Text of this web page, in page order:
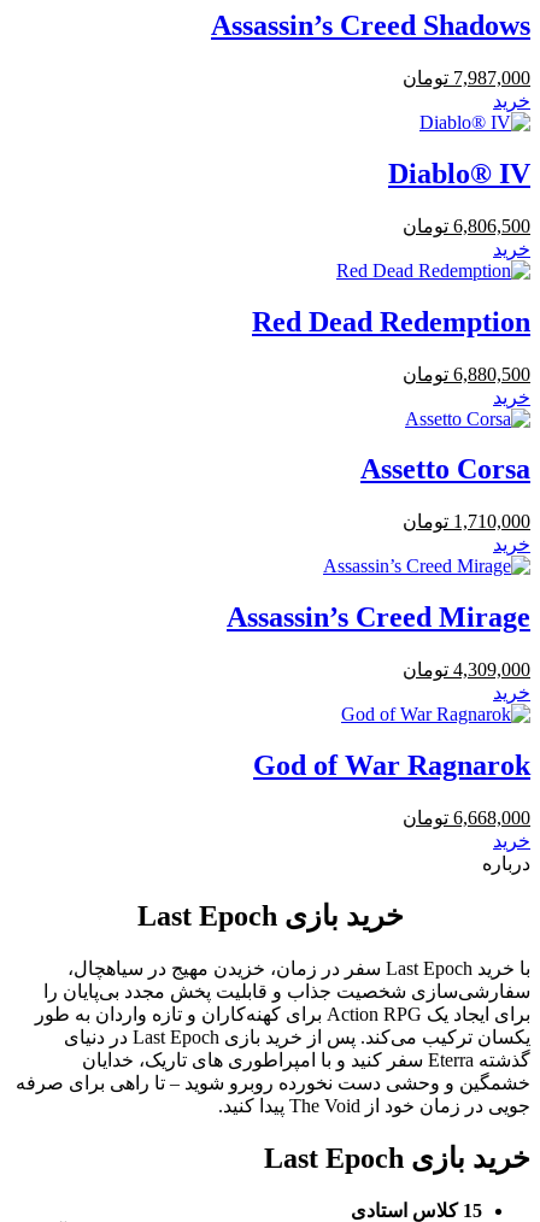
Assassin’s Creed Shadows
7,987,000 تومان
خرید
Diablo® IV
6,806,500 تومان
خرید
Red Dead Redemption
6,880,500 تومان
خرید
Assetto Corsa
1,710,000 تومان
خرید
Assassin’s Creed Mirage
4,309,000 تومان
خرید
God of War Ragnarok
6,668,000 تومان
خرید
درباره
خرید بازی Last Epoch
با خرید Last Epoch سفر در زمان، خزیدن مهیج در سیاهچال،
سفارشی‌سازی شخصیت جذاب و قابلیت پخش مجدد بی‌پایان را
برای ایجاد یک Action RPG برای کهنه‌کاران و تازه واردان به طور
یکسان ترکیب می‌کند. پس از خرید بازی Last Epoch در دنیای
گذشته Eterra سفر کنید و با امپراطوری های تاریک، خدایان
خشمگین و وحشی دست نخورده روبرو شوید – تا راهی برای صرفه
جویی در زمان خود از The Void پیدا کنید.
خرید بازی Last Epoch
15 کلاس استادی